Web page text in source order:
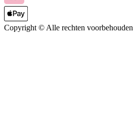
Copyright © Alle rechten voorbehouden